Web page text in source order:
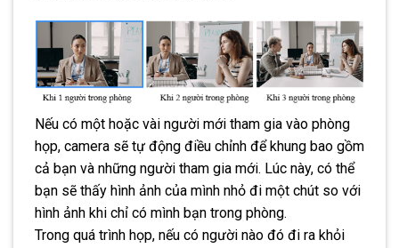
Nếu có một hoặc vài người mới tham gia vào phòng
họp, camera sẽ tự động điều chỉnh để khung bao gồm
cả bạn và những người tham gia mới. Lúc này, có thể
bạn sẽ thấy hình ảnh của mình nhỏ đi một chút so với
hình ảnh khi chỉ có mình bạn trong phòng.
Trong quá trình họp, nếu có người nào đó đi ra khỏi